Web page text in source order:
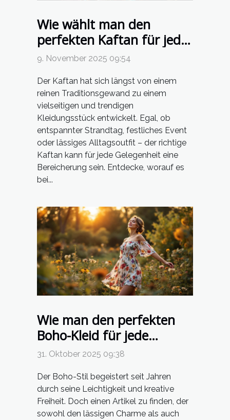
Wie wählt man den
perfekten Kaftan für jede
Gelegenheit?
9. November 2025 09:54
Der Kaftan hat sich längst von einem
reinen Traditionsgewand zu einem
vielseitigen und trendigen
Kleidungsstück entwickelt. Egal, ob
entspannter Strandtag, festliches Event
oder lässiges Alltagsoutfit – der richtige
Kaftan kann für jede Gelegenheit eine
Bereicherung sein. Entdecke, worauf es
bei...
Wie man den perfekten
Boho-Kleid für jede
Jahreszeit auswählt?
31. Oktober 2025 09:38
Der Boho-Stil begeistert seit Jahren
durch seine Leichtigkeit und kreative
Freiheit. Doch einen Artikel zu finden, der
sowohl den lässigen Charme als auch